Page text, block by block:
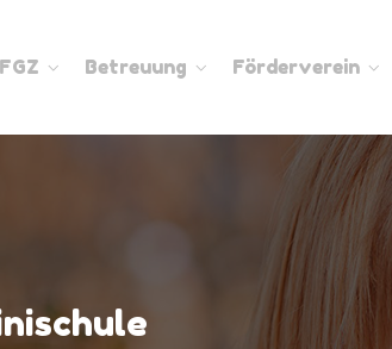
FGZ Betreuung Förderverein